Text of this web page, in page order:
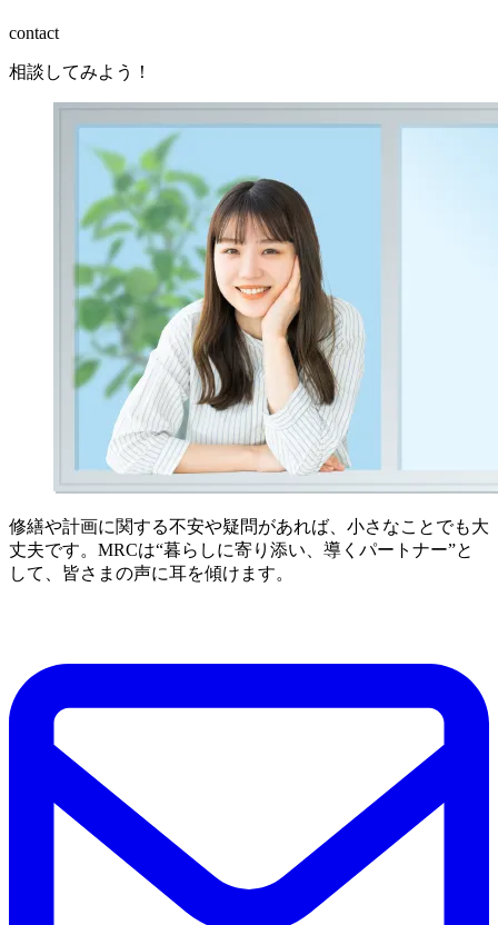
contact
相談してみよう！
修繕や計画に関する不安や疑問があれば、小さなことでも大
丈夫です。MRCは“暮らしに寄り添い、導くパートナー”と
して、皆さまの声に耳を傾けます。